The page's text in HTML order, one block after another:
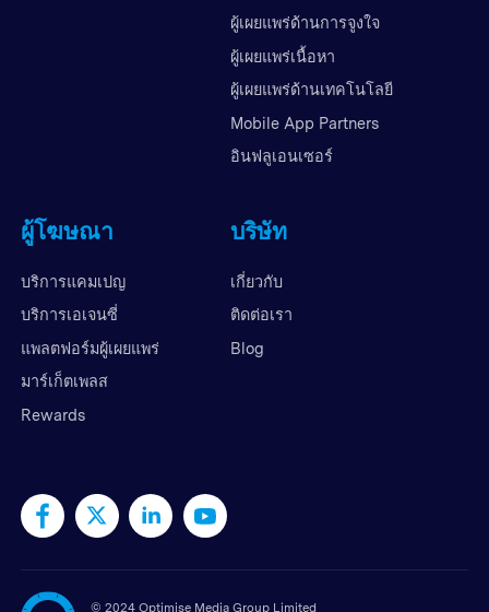
ผู้เผยแพร่ด้านการจูงใจ
ผู้เผยแพร่เนื้อหา
ผู้เผยแพร่ด้านเทคโนโลยี
Mobile App Partners
อินฟลูเอนเซอร์
ผู้โฆษณา
บริการแคมเปญ
บริการเอเจนซี่
แพลตฟอร์มผู้เผยแพร่
มาร์เก็ตเพลส
Rewards
บริษัท
เกี่ยวกับ
ติดต่อเรา
Blog
© 2024 Optimise Media Group Limited